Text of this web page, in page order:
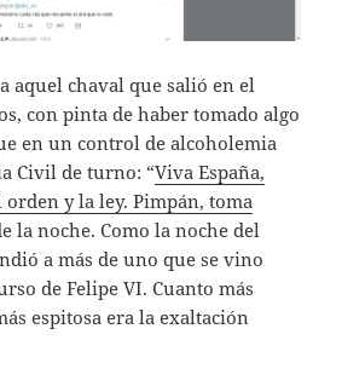
aquel chaval que salió en el
con pinta de haber tomado algo
en un control de alcoholemia
Civil de turno: “Viva España,
y la ley. Pimpán, toma
la noche. Como la noche del
a más de uno que se vino
de Felipe VI. Cuanto más
espitosa era la exaltación